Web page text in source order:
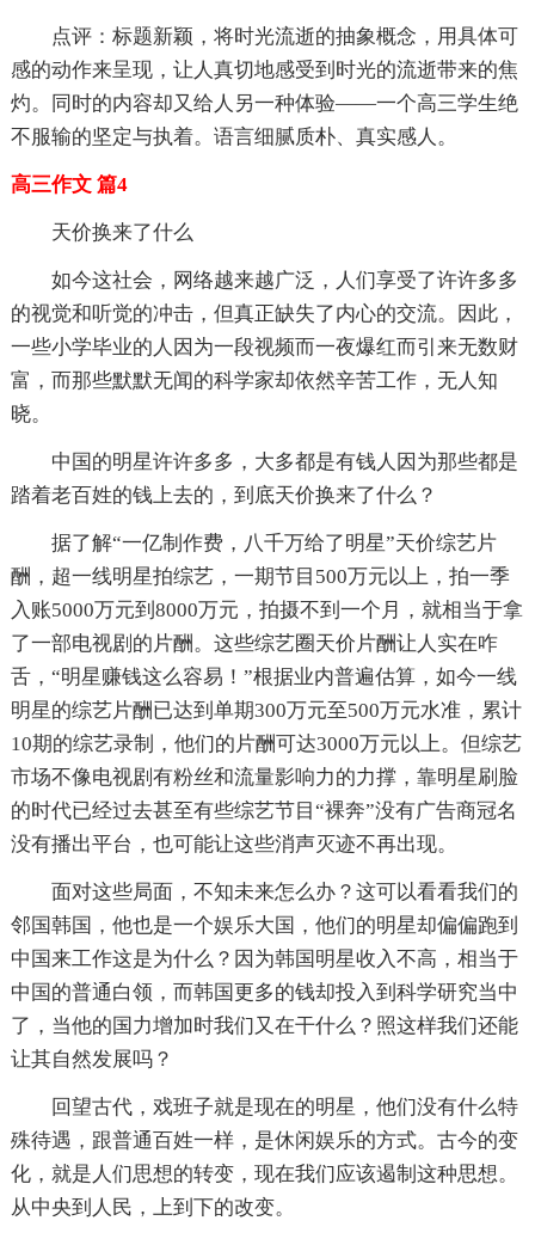
点评：标题新颖，将时光流逝的抽象概念，用具体可
感的动作来呈现，让人真切地感受到时光的流逝带来的焦
灼。同时的内容却又给人另一种体验——一个高三学生绝
不服输的坚定与执着。语言细腻质朴、真实感人。
高三作文 篇4
天价换来了什么
如今这社会，网络越来越广泛，人们享受了许许多多
的视觉和听觉的冲击，但真正缺失了内心的交流。因此，
一些小学毕业的人因为一段视频而一夜爆红而引来无数财
富，而那些默默无闻的科学家却依然辛苦工作，无人知
晓。
中国的明星许许多多，大多都是有钱人因为那些都是
踏着老百姓的钱上去的，到底天价换来了什么？
据了解“一亿制作费，八千万给了明星”天价综艺片
酬，超一线明星拍综艺，一期节目500万元以上，拍一季
入账5000万元到8000万元，拍摄不到一个月，就相当于拿
了一部电视剧的片酬。这些综艺圈天价片酬让人实在咋
舌，“明星赚钱这么容易！”根据业内普遍估算，如今一线
明星的综艺片酬已达到单期300万元至500万元水准，累计
10期的综艺录制，他们的片酬可达3000万元以上。但综艺
市场不像电视剧有粉丝和流量影响力的力撑，靠明星刷脸
的时代已经过去甚至有些综艺节目“裸奔”没有广告商冠名
没有播出平台，也可能让这些消声灭迹不再出现。
面对这些局面，不知未来怎么办？这可以看看我们的
邻国韩国，他也是一个娱乐大国，他们的明星却偏偏跑到
中国来工作这是为什么？因为韩国明星收入不高，相当于
中国的普通白领，而韩国更多的钱却投入到科学研究当中
了，当他的国力增加时我们又在干什么？照这样我们还能
让其自然发展吗？
回望古代，戏班子就是现在的明星，他们没有什么特
殊待遇，跟普通百姓一样，是休闲娱乐的方式。古今的变
化，就是人们思想的转变，现在我们应该遏制这种思想。
从中央到人民，上到下的改变。